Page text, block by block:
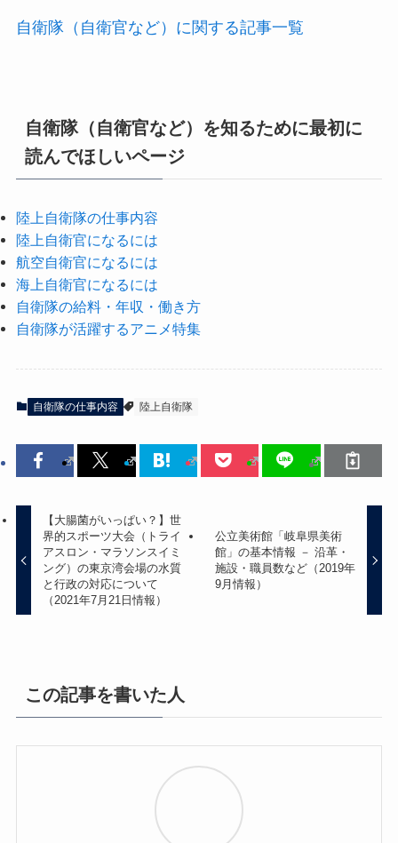
自衛隊（自衛官など）に関する記事一覧
自衛隊（自衛官など）を知るために最初に
読んでほしいページ
陸上自衛隊の仕事内容
陸上自衛官になるには
航空自衛官になるには
海上自衛官になるには
自衛隊の給料・年収・働き方
自衛隊が活躍するアニメ特集
自衛隊の仕事内容 陸上自衛隊
【大腸菌がいっぱい？】世
界的スポーツ大会（トライ
アスロン・マラソンスイミ
ング）の東京湾会場の水質
と行政の対応について
（2021年7月21日情報）
公立美術館「岐阜県美術
館」の基本情報 － 沿革・
施設・職員数など（2019年
9月情報）
この記事を書いた人